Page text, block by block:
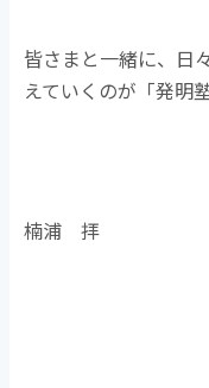
皆さまと一緒に、日
えていくのが「発明
楠浦 拝